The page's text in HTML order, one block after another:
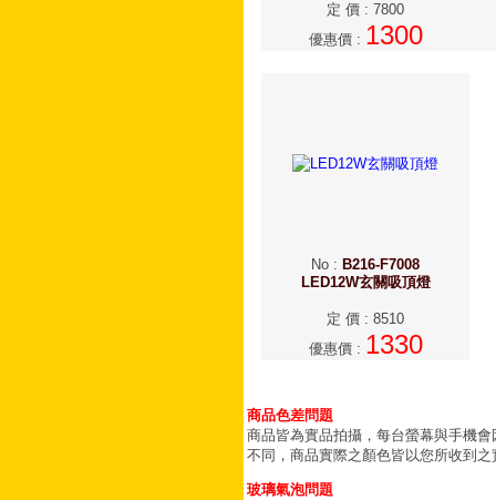
定 價 : 7800
優惠價: 1300
No : B216-F7008
LED12W玄關吸頂燈
定 價 : 8510
優惠價: 1330
商品色差問題
商品皆為實品拍攝，每台螢幕與手機
不同，商品實際之顏色皆以您所收到之
玻璃氣泡問題